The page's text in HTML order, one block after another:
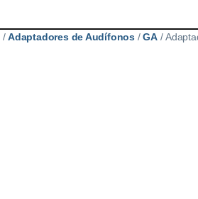
/Adaptadores de Audífonos/GA/